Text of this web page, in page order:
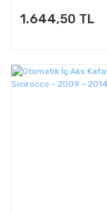
1.644,50 TL